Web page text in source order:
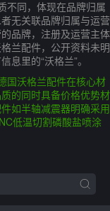
不同，体现在品牌归属
无关联品牌归属与运营
品牌，注册及运营主体
兰配件，公开资料未明
里的“沃格兰”。
国沃格兰配件在核心材
的同时具备价格优势材
如半轴减震器明确采用
低温切割磷酸盐喷涂